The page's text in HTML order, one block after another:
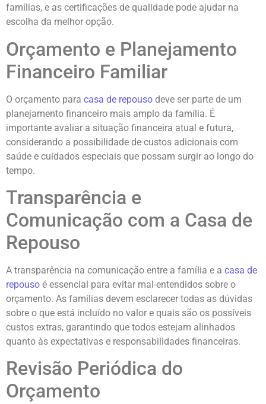
famílias, e as certificações de qualidade pode ajudar na
escolha da melhor opção.
Orçamento e Planejamento
Financeiro Familiar
O orçamento para casa de repouso deve ser parte de um
planejamento financeiro mais amplo da família. É
importante avaliar a situação financeira atual e futura,
considerando a possibilidade de custos adicionais com
saúde e cuidados especiais que possam surgir ao longo do
tempo.
Transparência e
Comunicação com a Casa de
Repouso
A transparência na comunicação entre a família e a casa de
repouso é essencial para evitar mal-entendidos sobre o
orçamento. As famílias devem esclarecer todas as dúvidas
sobre o que está incluído no valor e quais são os possíveis
custos extras, garantindo que todos estejam alinhados
quanto às expectativas e responsabilidades financeiras.
Revisão Periódica do
Orçamento